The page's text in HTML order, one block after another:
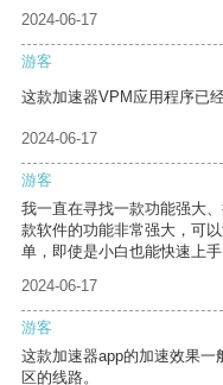
2024-06-17
游客
这款加速器VPM应用程序已
2024-06-17
游客
我一直在寻找一款功能强大
款软件的功能非常强大，可
单，即使是小白也能快速上手
2024-06-17
游客
这款加速器app的加速效果
区的线路。